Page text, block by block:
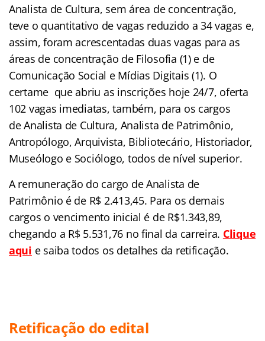
Analista de Cultura, sem área de concentração,
teve o quantitativo de vagas reduzido a 34 vagas e,
assim, foram acrescentadas duas vagas para as
áreas de concentração de Filosofia (1) e de
Comunicação Social e Mídias Digitais (1). O
certame que abriu as inscrições hoje 24/7, oferta
102 vagas imediatas, também, para os cargos
de Analista de Cultura, Analista de Patrimônio,
Antropólogo, Arquivista, Bibliotecário, Historiador,
Museólogo e Sociólogo, todos de nível superior.
A remuneração do cargo de Analista de
Patrimônio é de R$ 2.413,45. Para os demais
cargos o vencimento inicial é de R$1.343,89,
chegando a R$ 5.531,76 no final da carreira. Clique
aqui e saiba todos os detalhes da retificação.
Retificação do edital